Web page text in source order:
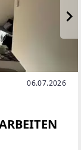
06.07.2026